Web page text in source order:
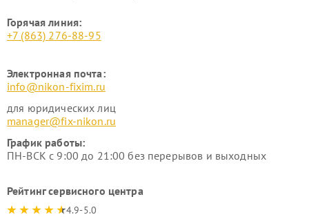
Горячая линия:
+7 (863) 276-88-95
Электронная почта:
info@nikon-fixim.ru
для юридических лиц
manager@fix-nikon.ru
График работы:
ПН-ВСК с 9:00 до 21:00 без перерывов и выходных
Рейтинг сервисного центра
4.9-5.0